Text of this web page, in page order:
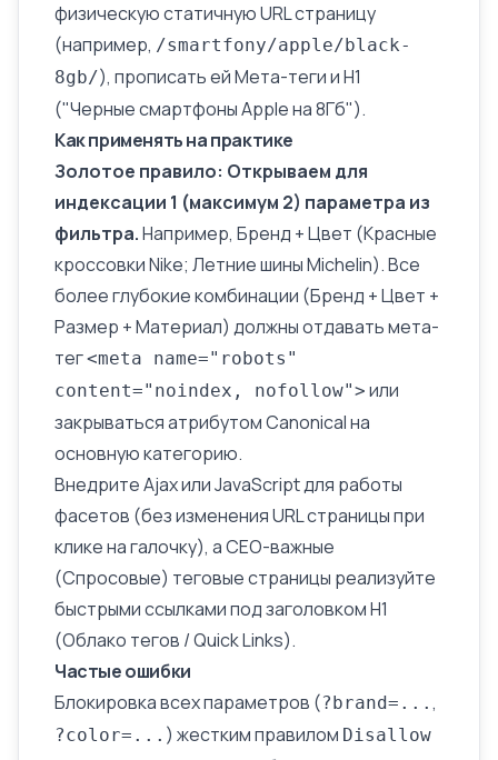
физическую статичную URL страницу
(например, /smartfony/apple/black-
8gb/), прописать ейМета-тегии H1
("Черные смартфоны Apple на 8Гб").
Как применять на практике
Золотое правило: Открываем для
индексации 1 (максимум 2) параметра из
фильтра.Например, Бренд + Цвет (Красные
кроссовки Nike; Летние шины Michelin). Все
более глубокие комбинации (Бренд + Цвет +
Размер + Материал) должны отдавать мета-
тег<meta name="robots"
content="noindex, nofollow"> или
закрываться атрибутом Canonical на
основную категорию.
Внедрите Ajax или JavaScript для работы
фасетов (без изменения URL страницы при
клике на галочку), а СЕО-важные
(Спросовые) теговые страницы реализуйте
быстрыми ссылками под заголовком H1
(Облако тегов / Quick Links).
Частые ошибки
Блокировка всех параметров (?brand=... ,
?color=... ) жестким правилом Disallow